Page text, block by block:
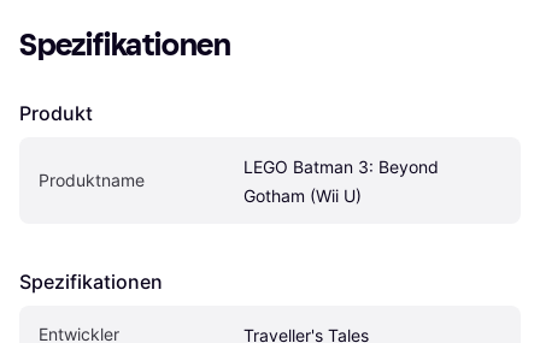
Spezifikationen
Produkt
Produktname
LEGO Batman 3: Beyond
Gotham (Wii U)
Spezifikationen
Entwickler Traveller's Tales